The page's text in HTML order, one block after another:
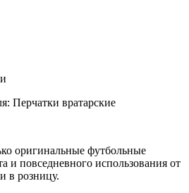
Перчатки вратарские
оригинальные футбольные
и повседневного использования от
в розницу.